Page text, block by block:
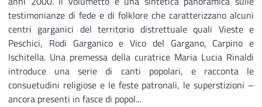
testimonianze di fede e di folklore che caratterizzano alcuni
centri garganici del territorio distrettuale quali Vieste e
Peschici, Rodi Garganico e Vico del Gargano, Carpino e
Ischitella. Una premessa della curatrice Maria Lucia Rinaldi
introduce una serie di canti popolari, e racconta le
consuetudini religiose e le feste patronali, le superstizioni –
ancora presenti in fasce di popol...